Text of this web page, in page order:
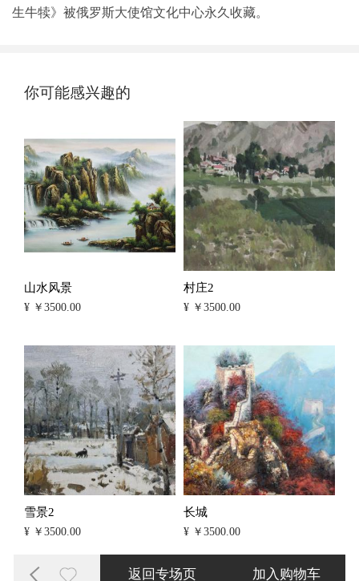
生牛犊》被俄罗斯大使馆文化中心永久收藏。
你可能感兴趣的
山水风景
¥ ￥3500.00
村庄2
¥ ￥3500.00
雪景2
¥ ￥3500.00
长城
¥ ￥3500.00
返回专场页 加入购物车